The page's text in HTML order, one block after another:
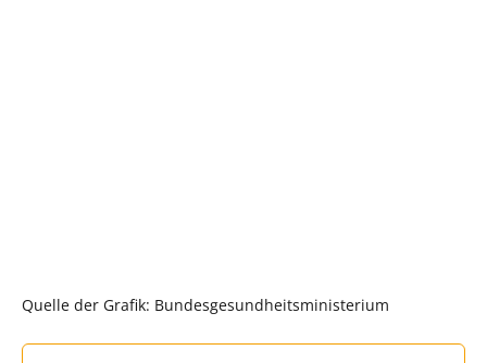
Quelle der Grafik: Bundesgesundheitsministerium